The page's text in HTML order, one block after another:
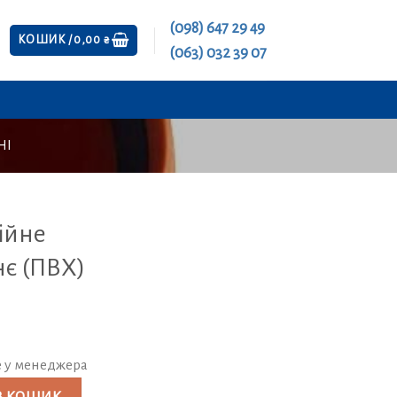
КОШИК /0,00 ₴
(098) 647 29 49
(063) 032 39 07
(ПВХ)
у менеджера
(ПВХ) кількість